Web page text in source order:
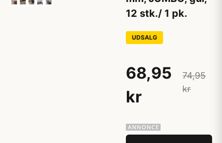
12 stk./ 1 pk.
UDSALG
68,95
kr
74,95
kr